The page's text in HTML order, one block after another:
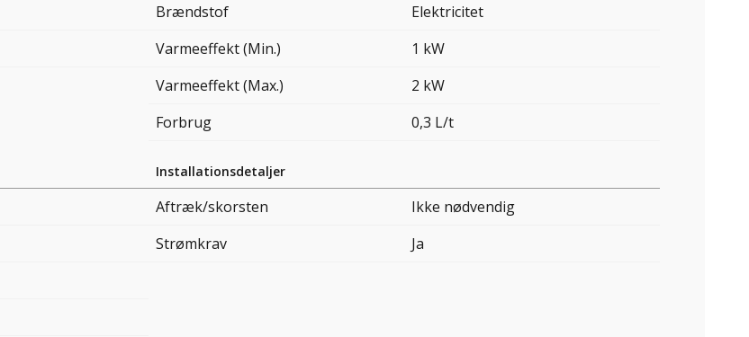
Brændstof
Elektricitet
Varmeeffekt (Min.)
1 kW
Varmeeffekt (Max.)
2 kW
Forbrug
0,3 L/t
Installationsdetaljer
Aftræk/skorsten
Ikke nødvendig
Strømkrav
Ja